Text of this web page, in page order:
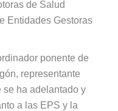
de Salud
Entidades Gestoras
ponente de
representante
se ha adelantado y
a las EPS y la